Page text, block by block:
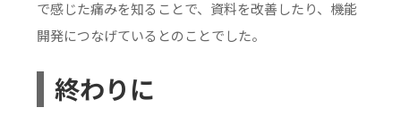
で感じた痛みを知ることで、資料を改善したり、機能
開発につなげているとのことでした。
終わりに